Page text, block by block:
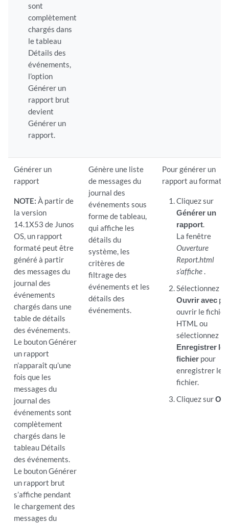
sont
complètement
chargés dans
le tableau
Détails des
événements,
l’option
Générer un
rapport brut
devient
Générer un
rapport.
Générer un
rapport
NOTE: À partir de
la version
14.1X53 de Junos
OS, un rapport
formaté peut être
généré à partir
des messages du
journal des
événements
chargés dans une
table de détails
des événements.
Le bouton Générer
un rapport
n’apparaît qu’une
fois que les
messages du
journal des
événements sont
complètement
chargés dans le
tableau Détails
des événements.
Le bouton Générer
un rapport brut
s’affiche pendant
le chargement des
messages du
Génère une liste
de messages du
journal des
événements sous
forme de tableau,
qui affiche les
détails du
système, les
critères de
filtrage des
événements et les
détails des
événements.
Pour générer un
rapport au format :
Cliquez sur
Générer un
rapport.
La fenêtre
Ouverture
Report.html
s’affiche.
Sélectionnez
Ouvrir avec
ouvrir le fichier
HTML ou
sélectionnez
Enregistrer le
fichierpour
enregistrer le
fichier.
Cliquez surOK.